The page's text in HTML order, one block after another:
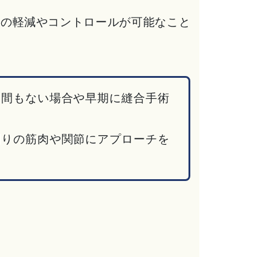
軽減やコントロールが可能なこと
もない場合や早期に縫合手術
の筋肉や関節にアプローチを